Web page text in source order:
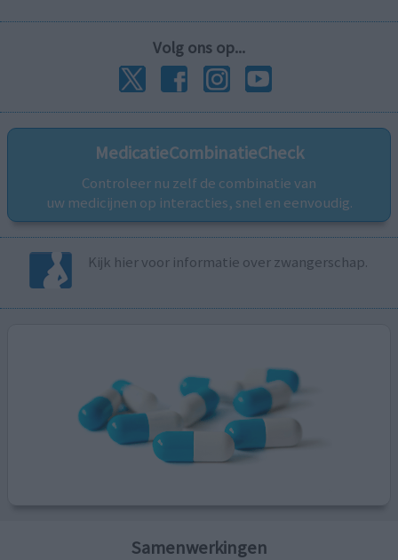
Volg ons op...
MedicatieCombinatieCheck
Controleer nu zelf de combinatie van
uw medicijnen op interacties, snel en eenvoudig.
Kijk hier voor informatie over zwangerschap.
Samenwerkingen